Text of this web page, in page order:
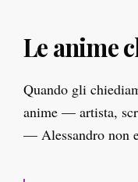
Le anime
Quando gli
anime — artista,
— Alessandro non